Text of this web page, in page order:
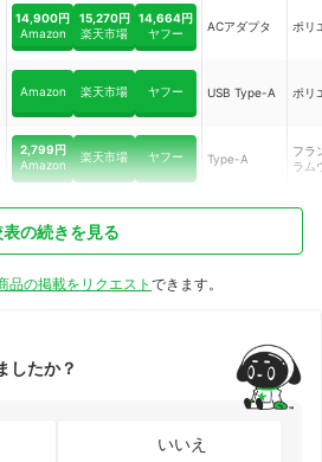
14,900円
Amazon
15,270円
楽天市場
14,664円
ヤフー
ACアダプタ ポリ
Amazon 楽天市場 ヤフー USB Type-A ポリ
2,799円
Amazon
楽天市場 ヤフー Type-A
フラ
ラム
表の続きを見る
品の掲載をリクエスト できます。
したか？
いいえ